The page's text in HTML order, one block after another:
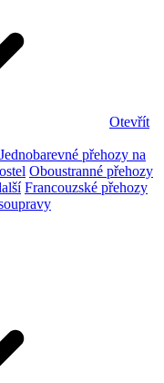
Otevřít
Jednobarevné přehozy na
Oboustranné přehozy
Francouzské přehozy